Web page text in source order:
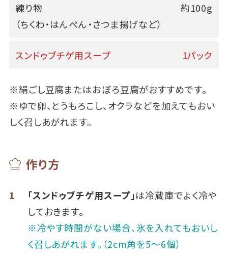
練り物
（ちくわ・はんぺん・さつま揚げなど）
約100g
スンドゥブチゲ用スープ 1パック
※絹ごし豆腐またはおぼろ豆腐がおすすめです。
※ゆで卵、とうもろこし、オクラなどを加えてもおい
しく召しあがれます。
作り方
1 「スンドゥブチゲ用スープ」は冷蔵庫でよく冷や
しておきます。
※冷やす時間がない場合、氷を入れてもおいし
く召しあがれます。（2cm角を5～6個）